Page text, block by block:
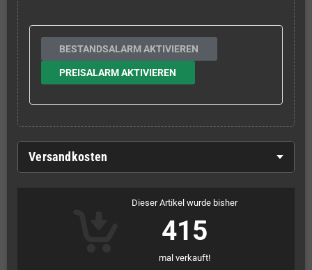
BESTANDSALARM AKTIVIEREN
PREISALARM AKTIVIEREN
Versandkosten
Dieser Artikel wurde bisher
415
mal verkauft!